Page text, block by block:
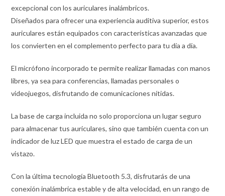
excepcional con los auriculares inalámbricos.
Diseñados para ofrecer una experiencia auditiva superior, estos
auriculares están equipados con características avanzadas que
los convierten en el complemento perfecto para tu día a día.
El micrófono incorporado te permite realizar llamadas con manos
libres, ya sea para conferencias, llamadas personales o
videojuegos, disfrutando de comunicaciones nítidas.
La base de carga incluida no solo proporciona un lugar seguro
para almacenar tus auriculares, sino que también cuenta con un
indicador de luz LED que muestra el estado de carga de un
vistazo.
Con la última tecnología Bluetooth 5.3, disfrutarás de una
conexión inalámbrica estable y de alta velocidad, en un rango de